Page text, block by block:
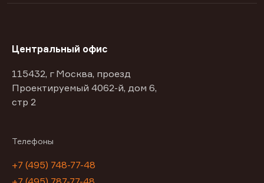
Центральный офис
115432, г Москва, проезд
Проектируемый 4062-й, дом 6,
стр 2
Телефоны
+7 (495) 748-77-48